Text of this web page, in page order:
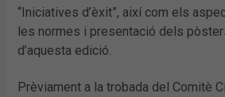
“Iniciatives d’èxit”, així com els
les normes i presentació dels
d’aquesta edició.
Prèviament a la trobada del Comitè